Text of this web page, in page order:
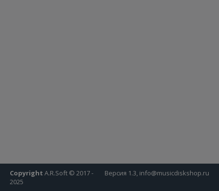
Версия 1.3, info@musicdiskshop.ru
Copyright A.R.Soft © 2017 -
2025